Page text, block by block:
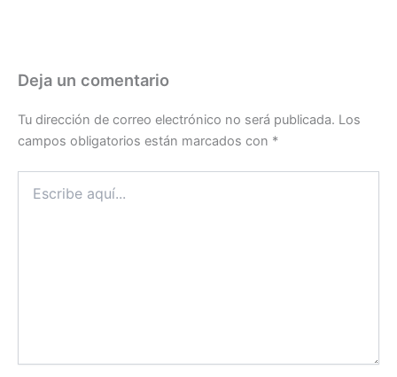
Deja un comentario
Tu dirección de correo electrónico no será publicada. Los
campos obligatorios están marcados con *
aquí...